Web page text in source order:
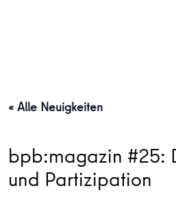
« Alle Neuigkeiten
bpb:magazin #25:
und Partizipation